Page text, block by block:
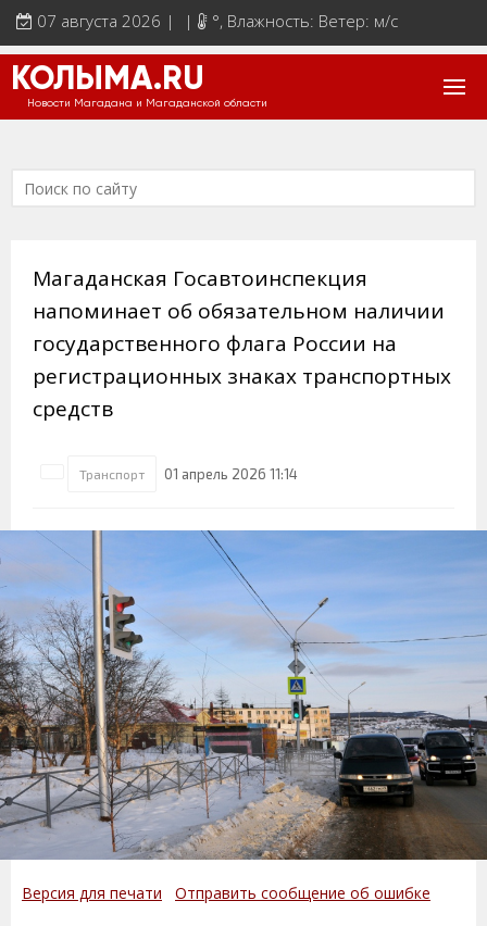
07 августа 2026 | | °, Влажность: Ветер: м/с
КОЛЫМА.RU
Новости Магадана и Магаданской области
Магаданская Госавтоинспекция
напоминает об обязательном наличии
государственного флага России на
регистрационных знаках транспортных
средств
Транспорт 01 апрель 2026 11:14
Версия для печати Отправить сообщение об ошибке